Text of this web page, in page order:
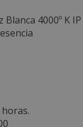
4000º K